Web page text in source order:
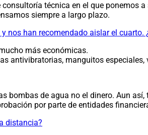
técnica en el que
siempre a largo plazo.
nos han recomendado aislar el
más económicas.
antivibratorias, manguitos
bombas de agua no el dinero. Aun
por parte de entidades
distancia?